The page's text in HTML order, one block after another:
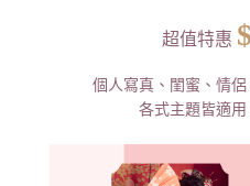
超值特惠
個人寫真、閨蜜、情
各式主題皆適